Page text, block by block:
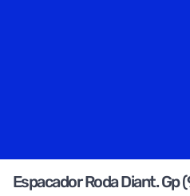
Espacador Roda Diant. Gp